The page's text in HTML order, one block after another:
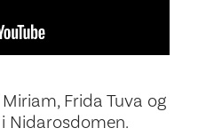
Frida Tuva og
Nidarosdomen.